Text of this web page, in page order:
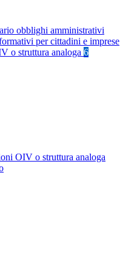
obblighi amministrativi
per cittadini e imprese
o struttura analoga 6
OIV o struttura analoga